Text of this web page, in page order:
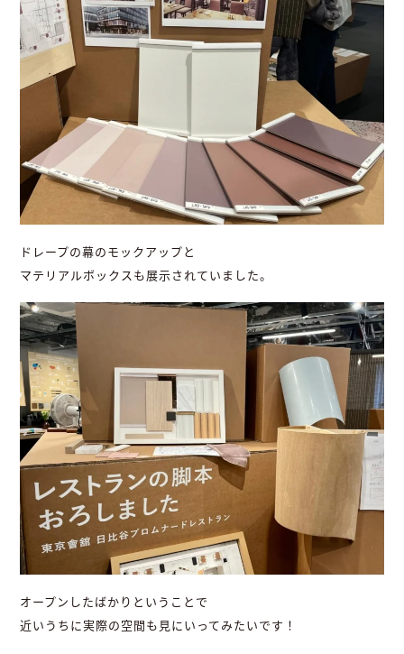
ドレープの幕のモックアップと
マテリアルボックスも展示されていました。
オープンしたばかりということで
近いうちに実際の空間も見にいってみたいです！